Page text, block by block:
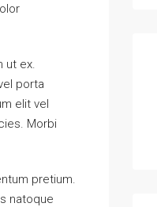
ut ex.
porta
elit vel
Morbi
pretium.
natoque